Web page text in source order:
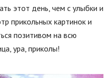
этот день, чем с улыбки и
прикольных картинок и
позитивом на всю
ура, приколы!